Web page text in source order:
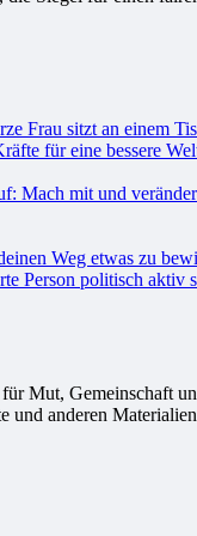
für eine bessere
Person politisch aktiv
Mut, Gemeinschaft
anderen